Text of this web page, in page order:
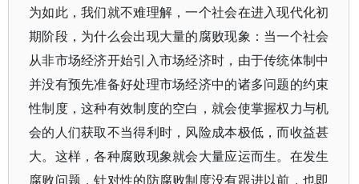
为如此，我们就不难理解，一个社会在进入现代化初
期阶段，为什么会出现大量的腐败现象：当一个社会
从非市场经济开始引入市场经济时，由于传统体制中
并没有预先准备好处理市场经济中的诸多问题的约束
性制度，这种有效制度的空白，就会使掌握权力与机
会的人们获取不当得利时，风险成本极低，而收益甚
大。这样，各种腐败现象就会大量应运而生。在发生
腐败问题，针对性的防腐败制度没有跟进以前，也即